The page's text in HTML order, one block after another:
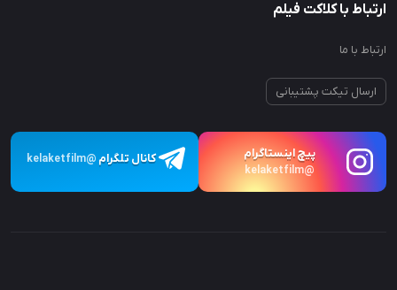
ارتباط با کلاکت فیلم
ارتباط با ما
ارسال تیکت پشتیبانی
پیچ اینستاگرام
@kelaketfilm
کانال تلگرام @kelaketfilm